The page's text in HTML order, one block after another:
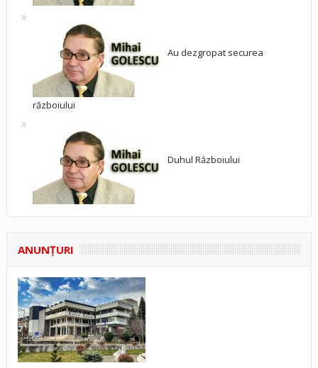
Au dezgropat securea
războiului
Duhul Războiului
ANUNŢURI